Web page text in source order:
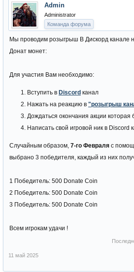
Admin
Administrator
Команда форума
Мы проводим розыгрыш В Дискорд канале
Донат монет:
Для участия Вам необходимо:
Вступить в Discord канал
Нажать на реакцию в "розыгрыш
Дождаться окончания акции которая
Написать свой игровой ник в Discord
Случайным образом, 7-го Февраля с
выбрано 3 победителя, каждый из них
1 Победитель: 500 Donate Coin
2 Победитель: 500 Donate Coin
3 Победитель: 500 Donate Coin
Всем игрокам удачи !
11 май 2025